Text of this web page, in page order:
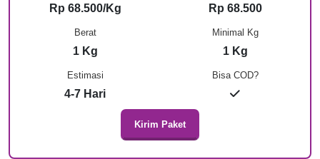
Bisa COD?
Rp 68.500/Kg Rp 68.500
Berat
1 Kg
Minimal Kg
1 Kg
Estimasi
4-7 Hari
Kirim Paket